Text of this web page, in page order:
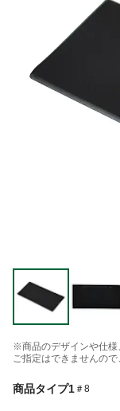
※商品のデザインや仕様
ご指定はできませんので
商品タイプ1 ＃8